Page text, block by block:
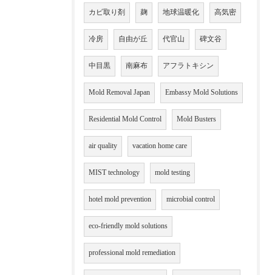
カビ取り剤 麹 地球温暖化 高気密
冷房 自由が丘 代官山 碑文谷
中目黒 南麻布 アフラトキシン
Mold Removal Japan Embassy Mold Solutions
Residential Mold Control Mold Busters
air quality vacation home care
MIST technology mold testing
hotel mold prevention microbial control
eco-friendly mold solutions
professional mold remediation